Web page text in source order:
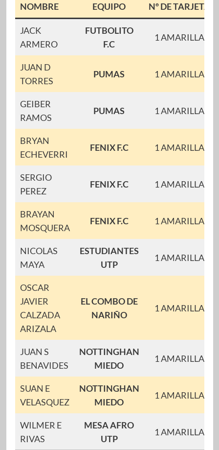
NOMBRE EQUIPO Nº DE TARJETAS
JACK
ARMERO
FUTBOLITO
F.C
1 AMARILLAS
JUAN D
TORRES
PUMAS 1 AMARILLAS
GEIBER
RAMOS
PUMAS 1 AMARILLAS
BRYAN
ECHEVERRI
FENIX F.C 1 AMARILLAS
SERGIO
PEREZ
FENIX F.C 1 AMARILLAS
BRAYAN
MOSQUERA
FENIX F.C 1 AMARILLAS
NICOLAS
MAYA
ESTUDIANTES
UTP
1 AMARILLAS
OSCAR
JAVIER
CALZADA
ARIZALA
EL COMBO DE
NARIÑO
1 AMARILLAS
JUAN S
BENAVIDES
NOTTINGHAN
MIEDO
1 AMARILLAS
SUAN E
VELASQUEZ
NOTTINGHAN
MIEDO
1 AMARILLAS
WILMER E
RIVAS
MESA AFRO
UTP
1 AMARILLAS